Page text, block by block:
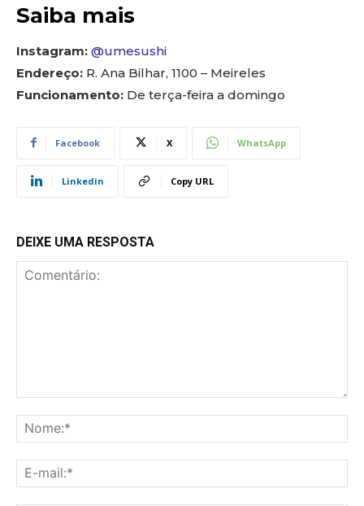
Saiba mais
Instagram: @umesushi
Endereço: R. Ana Bilhar, 1100 – Meireles
Funcionamento: De terça-feira a domingo
Facebook X WhatsApp
Linkedin Copy URL
DEIXE UMA RESPOSTA